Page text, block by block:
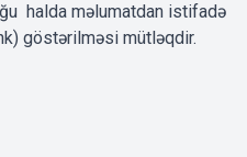
halda məlumatdan istifadə
göstərilməsi mütləqdir.